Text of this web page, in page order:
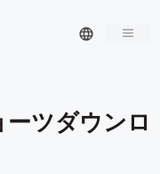
ツダウンロ